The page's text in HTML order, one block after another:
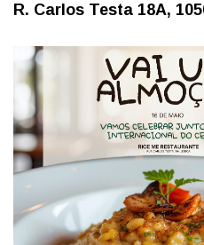
R. Carlos Testa 18A,